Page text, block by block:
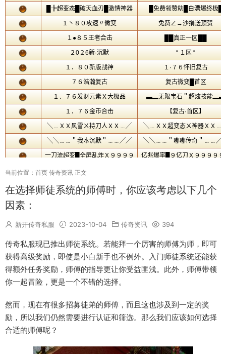
当前位置： 首页 传奇资讯 正文
在选择师徒系统的师傅时，你应该考虑以下几个
因素：
新开传奇私服 2023-10-04 传奇资讯 394
传奇私服现已推出师徒系统。若能拜一个厉害的师傅为师，即可
获得高级奖励，即使是小白新手也不例外。入门师徒系统还能获
得额外任务奖励，师傅的指导更让你受益匪浅。此外，师傅带领
你一起冒险，更是一个不错的选择。
然而，现在有很多招募徒弟的师傅，而且这也涉及到一定的奖
励，所以我们仍然需要进行认证和筛选。那么我们应该如何选择
合适的师傅呢？